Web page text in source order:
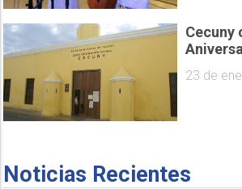
Cecuny
23 de
Noticias Recientes